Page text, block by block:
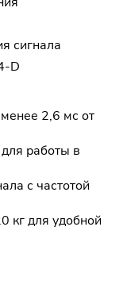
сигнала
D
2,6 мс от
работы в
с частотой
кг для удобной